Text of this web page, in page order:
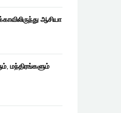
ஆசியா
மந்திரங்களும்